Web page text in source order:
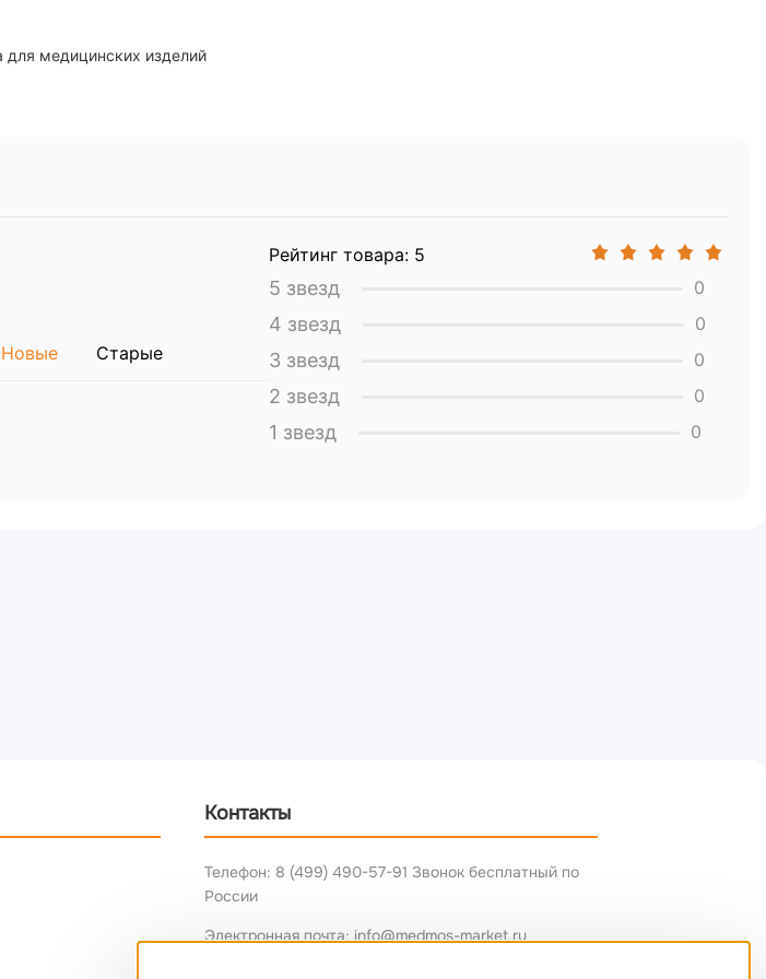
основанию.
для медицинских изделий
Новые Старые
Рейтинг товара: 5
5 звезд 0
4 звезд 0
3 звезд 0
2 звезд 0
1 звезд 0
Контакты
Телефон: 8 (499) 490-57-91 Звонок бесплатный по
России
Электронная почта: info@medmos-market.ru